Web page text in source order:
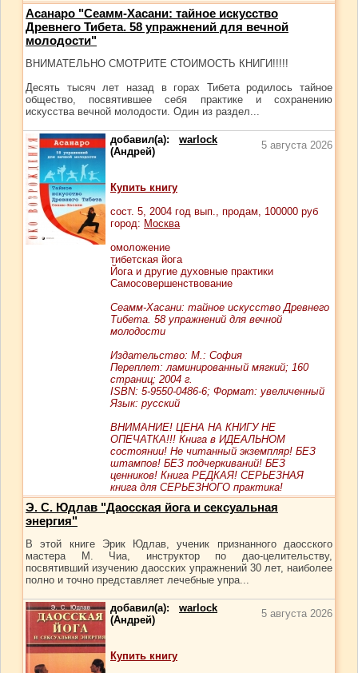
Асанаро "Сеамм-Хасани: тайное искусство
Древнего Тибета. 58 упражнений для вечной
молодости"
ВНИМАТЕЛЬНО СМОТРИТЕ СТОИМОСТЬ КНИГИ!!!!!
Десять тысяч лет назад в горах Тибета родилось тайное
общество, посвятившее себя практике и сохранению
искусства вечной молодости. Один из раздел...
добавил(а): warlock
(Андрей)
5 августа 2026
Купить книгу
сост. 5, 2004 год вып., продам, 100000 руб
город: Москва
омоложение
тибетская йога
Йога и другие духовные практики
Самосовершенствование
Сеамм-Хасани: тайное искусство Древнего
Тибета. 58 упражнений для вечной
молодости
Издательство: М.: София
Переплет: ламинированный мягкий; 160
страниц; 2004 г.
ISBN: 5-9550-0486-6; Формат: увеличенный
Язык: русский
ВНИМАНИЕ! ЦЕНА НА КНИГУ НЕ
ОПЕЧАТКА!!! Книга в ИДЕАЛЬНОМ
состоянии! Не читанный экземпляр! БЕЗ
штампов! БЕЗ подчеркиваний! БЕЗ
ценников! Книга РЕДКАЯ! СЕРЬЕЗНАЯ
книга для СЕРЬЕЗНОГО практика!
Э. С. Юдлав "Даосская йога и сексуальная
энергия"
В этой книге Эрик Юдлав, ученик признанного даосского
мастера М. Чиа, инструктор по дао-целительству,
посвятивший изучению даосских упражнений 30 лет, наиболее
полно и точно представляет лечебные упра...
добавил(а): warlock
(Андрей)
5 августа 2026
Купить книгу